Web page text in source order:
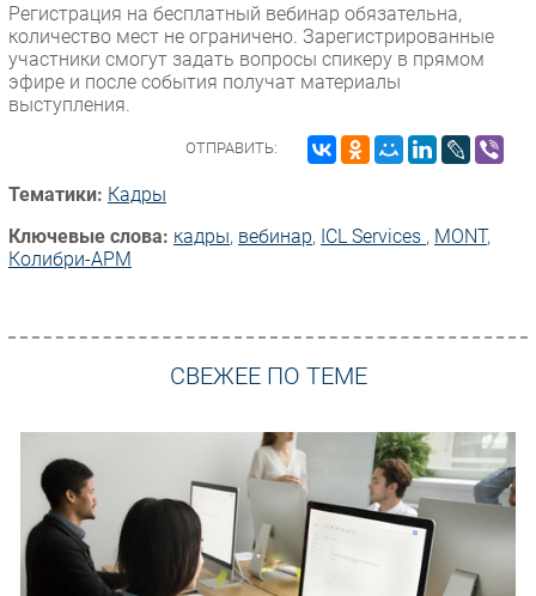
Регистрация на бесплатный вебинар обязательна,
количество мест не ограничено. Зарегистрированные
участники смогут задать вопросы спикеру в прямом
эфире и после события получат материалы
выступления.
ОТПРАВИТЬ:
Тематики: Кадры
Ключевые слова: кадры, вебинар, ICL Services , MONT,
Колибри-АРМ
СВЕЖЕЕ ПО ТЕМЕ